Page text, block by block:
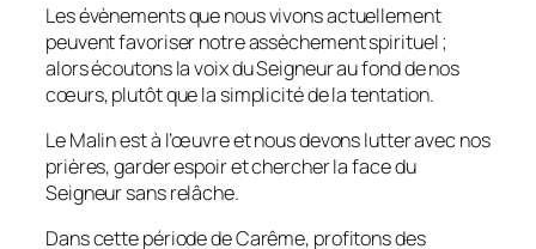
Les évènements que nous vivons actuellement
peuvent favoriser notre assèchement spirituel ;
alors écoutons la voix du Seigneur au fond de nos
cœurs, plutôt que la simplicité de la tentation.
Le Malin est à l’œuvre et nous devons lutter avec nos
prières, garder espoir et chercher la face du
Seigneur sans relâche.
Dans cette période de Carême, profitons des